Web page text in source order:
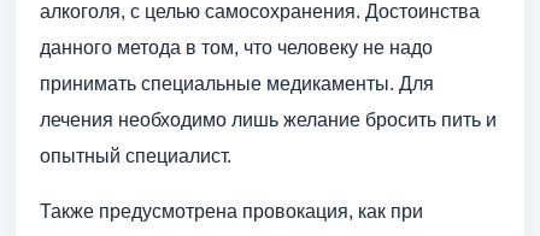
алкоголя, с целью самосохранения. Достоинства
данного метода в том, что человеку не надо
принимать специальные медикаменты. Для
лечения необходимо лишь желание бросить пить и
опытный специалист.
Также предусмотрена провокация, как при